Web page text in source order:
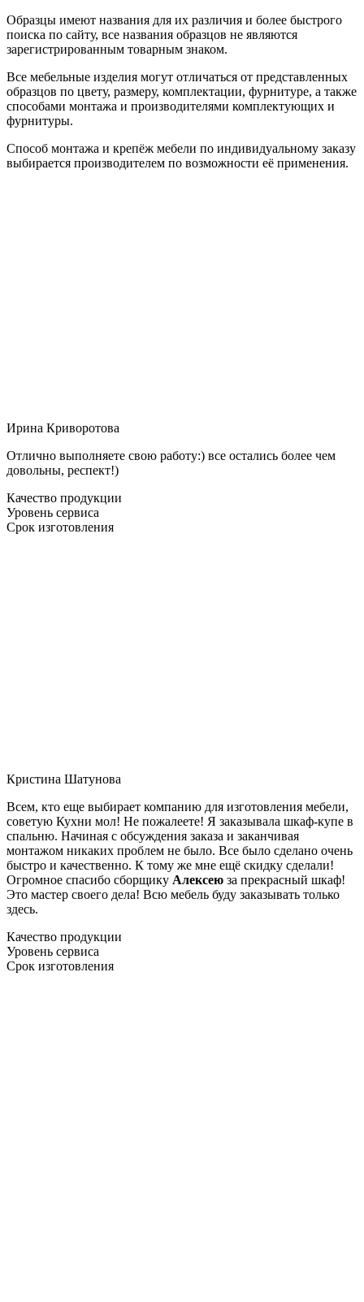
Образцы имеют названия для их различия и более быстрого
поиска по сайту, все названия образцов не являются
зарегистрированным товарным знаком.
Все мебельные изделия могут отличаться от представленных
образцов по цвету, размеру, комплектации, фурнитуре, а также
способами монтажа и производителями комплектующих и
фурнитуры.
Способ монтажа и крепёж мебели по индивидуальному заказу
выбирается производителем по возможности её применения.
Ирина Криворотова
Отлично выполняете свою работу:) все остались более чем
довольны, респект!)
Качество продукции
Уровень сервиса
Срок изготовления
Кристина Шатунова
Всем, кто еще выбирает компанию для изготовления мебели,
советую Кухни мол! Не пожалеете! Я заказывала шкаф-купе в
спальню. Начиная с обсуждения заказа и заканчивая
монтажом никаких проблем не было. Все было сделано очень
быстро и качественно. К тому же мне ещё скидку сделали!
Огромное спасибо сборщику Алексею за прекрасный шкаф!
Это мастер своего дела! Всю мебель буду заказывать только
здесь.
Качество продукции
Уровень сервиса
Срок изготовления